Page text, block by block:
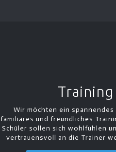
Training
Wir möchten ein spannendes
familiäres und freundliches
Schüler sollen sich wohlfühlen
vertrauensvoll an die Trainer